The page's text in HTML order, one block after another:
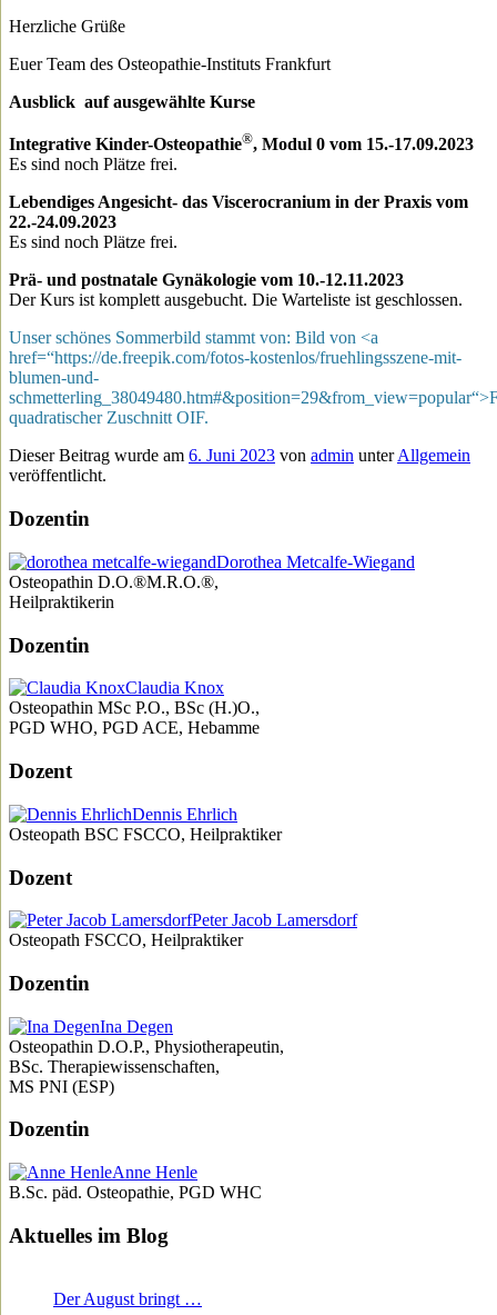
Herzliche Grüße
Euer Team des Osteopathie-Instituts Frankfurt
Ausblick auf ausgewählte Kurse
Integrative Kinder-Osteopathie®, Modul 0 vom 15.-17.09.2023
Es sind noch Plätze frei.
Lebendiges Angesicht- das Viscerocranium in der Praxis vom
22.-24.09.2023
Es sind noch Plätze frei.
Prä- und postnatale Gynäkologie vom 10.-12.11.2023
Der Kurs ist komplett ausgebucht. Die Warteliste ist geschlossen.
Unser schönes Sommerbild stammt von: Bild von <a
href=“https://de.freepik.com/fotos-kostenlos/fruehlingsszene-mit-
blumen-und-
quadratischer Zuschnitt OIF.
Dieser Beitrag wurde am 6. Juni 2023 von admin unterAllgemein
veröffentlicht.
Dozentin
Dorothea Metcalfe-Wiegand
Osteopathin D.O.®M.R.O.®,
Heilpraktikerin
Dozentin
Claudia Knox
Osteopathin MSc P.O., BSc (H.)O.,
PGD WHO, PGD ACE, Hebamme
Dozent
Dennis Ehrlich
Osteopath BSC FSCCO, Heilpraktiker
Dozent
Peter Jacob Lamersdorf
Osteopath FSCCO, Heilpraktiker
Dozentin
Ina Degen
Osteopathin D.O.P., Physiotherapeutin,
BSc. Therapiewissenschaften,
MS PNI (ESP)
Dozentin
Anne Henle
B.Sc. päd. Osteopathie, PGD WHC
Aktuelles im Blog
Der August bringt …